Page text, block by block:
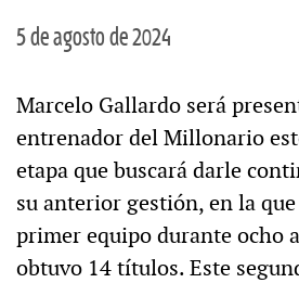
5 de agosto de 2024
Marcelo Gallardo será
entrenador del Millonario
etapa que buscará darle
su anterior gestión, en la
primer equipo durante ocho
obtuvo 14 títulos. Este